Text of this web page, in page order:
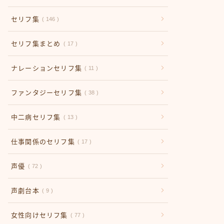
セリフ集 146
セリフ集まとめ 17
ナレーションセリフ集 11
ファンタジーセリフ集 38
中二病セリフ集 13
仕事関係のセリフ集 17
声優 72
声劇台本 9
女性向けセリフ集 77